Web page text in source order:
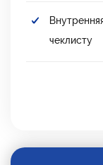
чеклисту